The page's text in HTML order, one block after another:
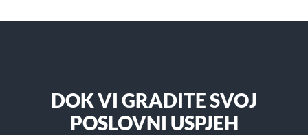
DOK VI GRADITE SVOJ
POSLOVNI USPJEH